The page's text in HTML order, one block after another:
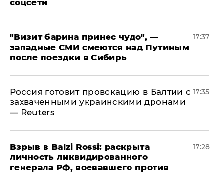
соцсети
"Визит барина принес чудо", —
западные СМИ смеются над Путиным
после поездки в Сибирь
17:37
​Россия готовит провокацию в Балтии с
захваченными украинскими дронами
— Reuters
17:35
​Взрыв в Balzi Rossi: раскрыта
личность ликвидированного
генерала РФ, воевавшего против
17:28